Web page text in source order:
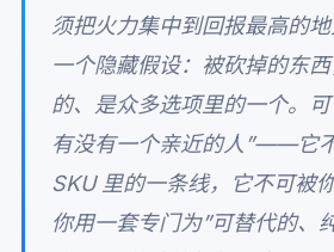
须把火力集中到回报最高的
一个隐藏假设：被砍掉的东
的、是众多选项里的一个。
有没有一个亲近的人”——它
SKU 里的一条线，它不可被
你用一套专门为”可替代的、